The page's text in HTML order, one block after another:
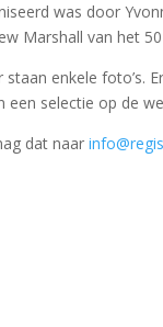
was door
Marshall van het
enkele foto’s.
een selectie op de
dat naar